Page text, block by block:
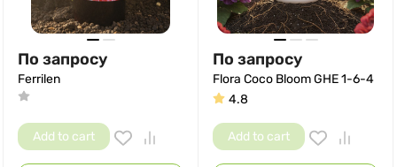
По запросу
Ferrilen
Add to cart
По запросу
Flora Coco Bloom GHE 1-6-4
4.8
Add to cart